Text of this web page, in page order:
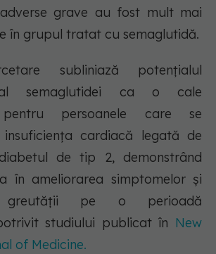
adverse grave au fost mult mai
în grupul tratat cu semaglutidă.
subliniază potențialul
semaglutidei ca o cale
persoanele care se
cardiacă legată de
de tip 2, demonstrând
în ameliorarea simptomelor și
greutății pe o perioadă
studiului publicat în New
of Medicine.